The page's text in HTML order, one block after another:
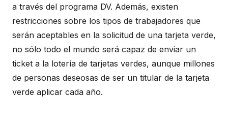
a través del programa DV. Además, existen
restricciones sobre los tipos de trabajadores que
serán aceptables en la solicitud de una tarjeta verde,
no sólo todo el mundo será capaz de enviar un
ticket a la lotería de tarjetas verdes, aunque millones
de personas deseosas de ser un titular de la tarjeta
verde aplicar cada año.